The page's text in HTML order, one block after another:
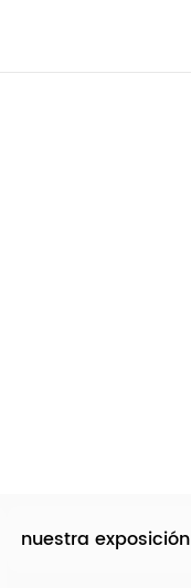
nuestra exposición